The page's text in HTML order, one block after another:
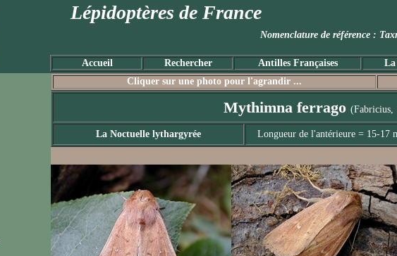
Lépidoptères de France
Nomenclature de référence
Accueil Rechercher Antilles Françaises La
Cliquer sur une photo pour l'agrandir ...
Mythimna ferrago (Fabricius,
La Noctuelle lythargyrée Longueur de l'antérieure = 15-17